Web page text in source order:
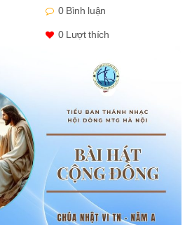
0 Bình luận
0Lượt thích